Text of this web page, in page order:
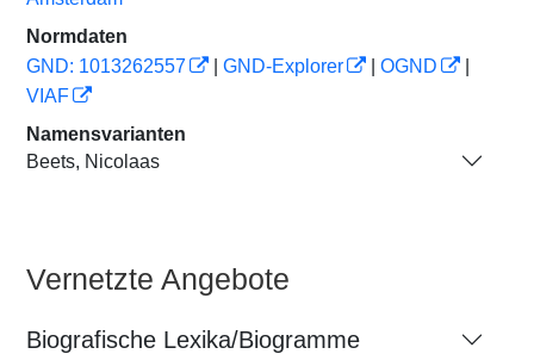
Normdaten
GND: 1013262557
GND-Explorer OGND
VIAF
Namensvarianten
Beets, Nicolaas
Vernetzte Angebote
Biografische Lexika/Biogramme